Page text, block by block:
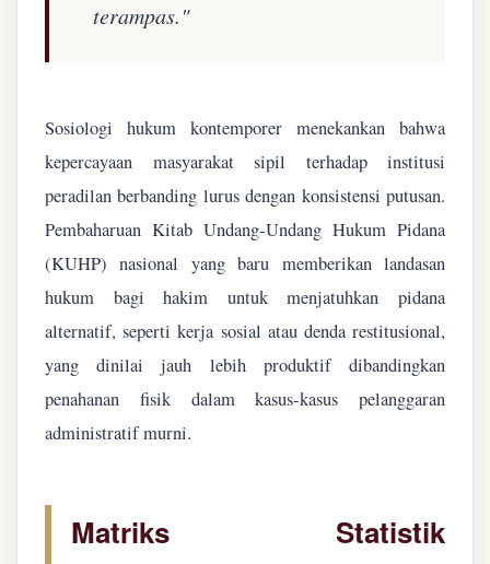
terampas."
Sosiologi hukum kontemporer menekankan bahwa
kepercayaan masyarakat sipil terhadap institusi
peradilan berbanding lurus dengan konsistensi putusan.
Pembaharuan Kitab Undang-Undang Hukum Pidana
(KUHP) nasional yang baru memberikan landasan
hukum bagi hakim untuk menjatuhkan pidana
alternatif, seperti kerja sosial atau denda restitusional,
yang dinilai jauh lebih produktif dibandingkan
penahanan fisik dalam kasus-kasus pelanggaran
administratif murni.
Matriks Statistik